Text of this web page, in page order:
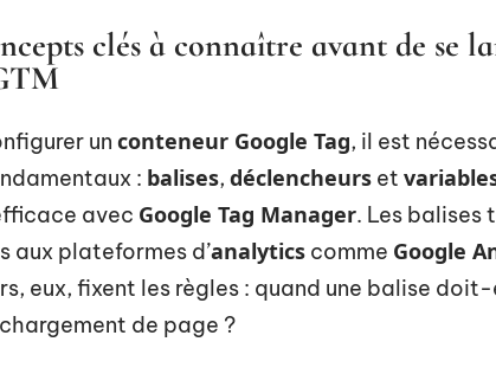
clés à connaître avant de se
un conteneur Google Tag, il est
: balises, déclencheurs et
avec Google Tag Manager. Les balises
aux plateformes d’analytics comme Google
eux, fixent les règles : quand une balise
de page ?